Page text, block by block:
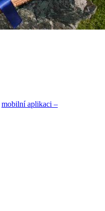
mobilní aplikaci –